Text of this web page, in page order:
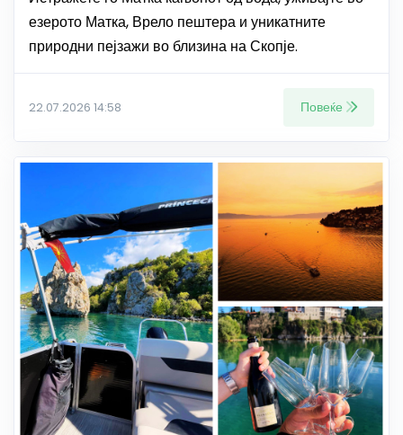
езерото Матка, Врело пештера и уникатните
природни пејзажи во близина на Скопје.
22.07.2026 14:58 Повеќе